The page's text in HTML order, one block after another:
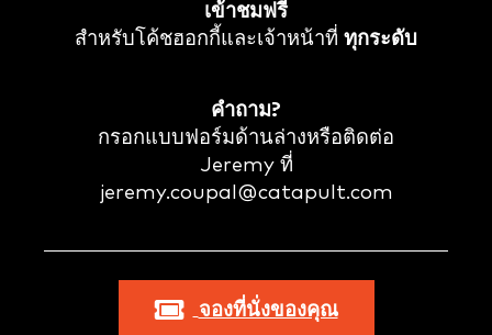
เข้าชมฟรี
สำหรับโค้ชฮอกกี้และเจ้าหน้าที่ ทุกระดับ
คำถาม?
กรอกแบบฟอร์มด้านล่างหรือติดต่อ
Jeremy ที่
jeremy.coupal@catapult.com
จองที่นั่งของคุณ